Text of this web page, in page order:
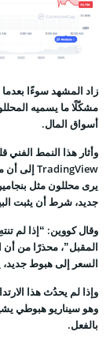
مشكّلًا ما يسميه
أسواق المال.
وأثار هذا النمط الفني
يرى محللون مثل
جديد، شرط أن يثبت
وقال كووين: “إذا لم
السعر إلى هبوط جديد،
وإذا لم يحدُث هذا
وهو سيناريو هبوطي
بالفعل.